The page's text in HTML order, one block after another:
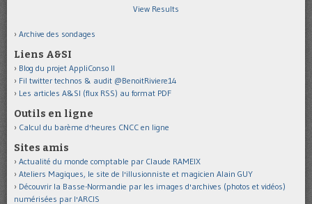
View Results
Archive des sondages
Liens A&SI
Blog du projet AppliConso II
Fil twitter technos & audit @BenoitRiviere14
Les articles A&SI (flux RSS) au format PDF
Outils en ligne
Calcul du barème d'heures CNCC en ligne
Sites amis
Actualité du monde comptable par Claude RAMEIX
Ateliers Magiques, le site de l'illusionniste et magicien Alain GUY
Découvrir la Basse-Normandie par les images d'archives (photos et vidéos)
numérisées par l'ARCIS